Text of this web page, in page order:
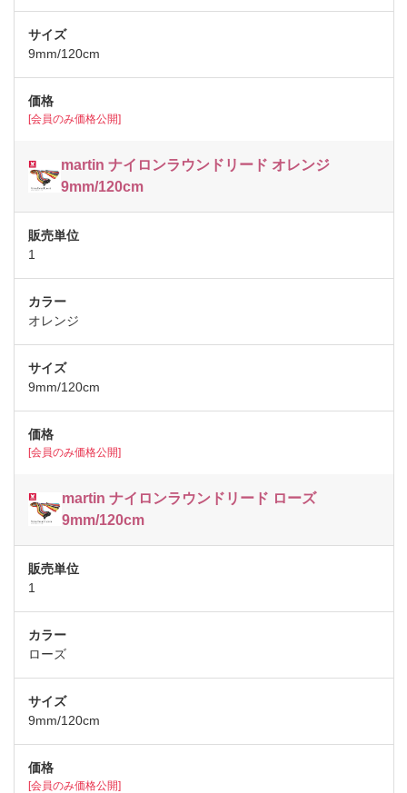
9mm/120cm
[会員のみ価格公開]
martin ナイロンラウンドリード オレンジ
9mm/120cm
1
オレンジ
9mm/120cm
[会員のみ価格公開]
martin ナイロンラウンドリード ローズ
9mm/120cm
1
ローズ
9mm/120cm
[会員のみ価格公開]